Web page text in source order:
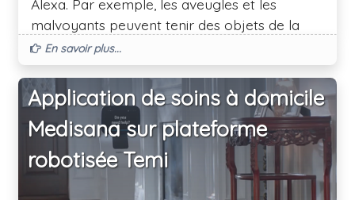
Alexa. Par exemple, les aveugles et les
malvoyants peuvent tenir des objets de la
cuisine devant la caméra de la machine,
comme l'Amazon Echo, après quoi Alexa peut
vous dire exactement ce que vous tenez.
Amazon utilise à la fois la vision par
ordinateur et l'apprentissage automatique.
En savoir plus...
Application de soins à domicile
Medisana sur plateforme
robotisée Temi